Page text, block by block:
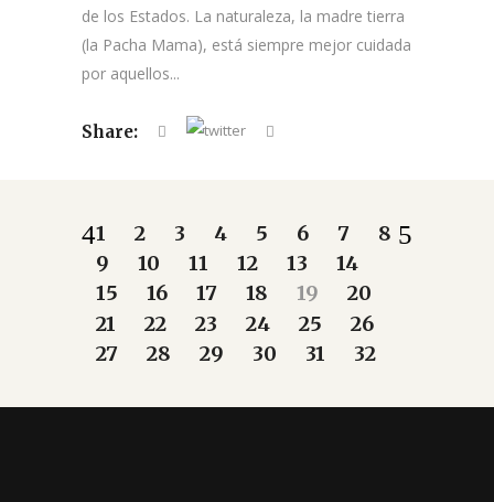
de los Estados. La naturaleza, la madre tierra
(la Pacha Mama), está siempre mejor cuidada
por aquellos...
Share:
1 2 3 4 5 6 7
8
9
10 11 12 13
14
15
16 17 18 19
20
21
22 23 24 25
26
27
28 29 30 31 32